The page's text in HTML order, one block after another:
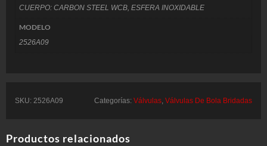
CON
ELÉCTRICO
MODELO:
S55
CUERPO: CARBON STEEL WCB, ESFERA INOXIDABLE
MODELO
2526A09
SKU: 2526A09 Categorías: Válvulas, Válvulas De Bola Bridadas
Productos relacionados